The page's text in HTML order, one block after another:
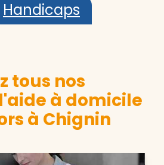
Handicaps
tous nos
à domicile
à Chignin